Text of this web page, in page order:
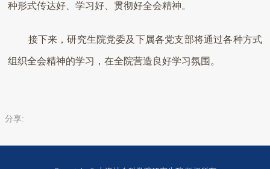
种形式传达好、学习好、贯彻好全会精神。
接下来，研究生院党委及下属各党支部将通过各种方式
组织全会精神的学习，在全院营造良好学习氛围。
分享: